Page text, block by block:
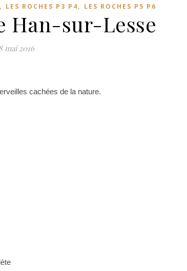
, LES ROCHES P3 P4, LES ROCHES P5 P6
Han-sur-Lesse
mai 2016
cachées de la nature.